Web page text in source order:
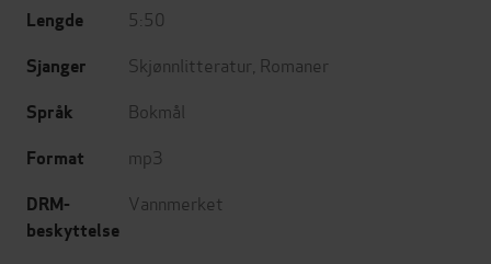
Lengde 5:50
Sjanger Skjønnlitteratur Romaner
Språk Bokmål
Format mp3
DRM-
beskyttelse
Vannmerket